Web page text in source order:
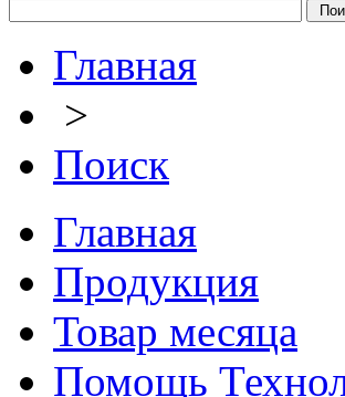
Главная
>
Поиск
Главная
Продукция
Товар месяца
Помощь